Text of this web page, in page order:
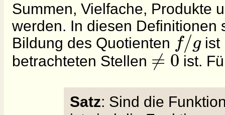
Summen, Vielfache, Produkte
werden. In diesen Definitionen
Bildung des Quotienten f/gist
betrachteten Stellen ≠ 0 ist.
Satz: Sind die